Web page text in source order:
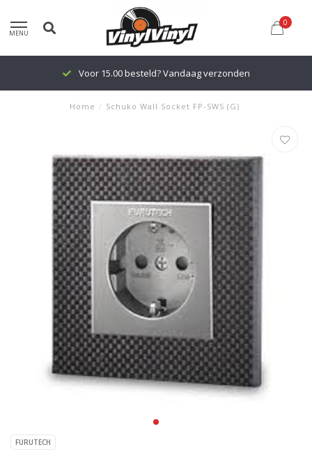
MENU
0
Voor 15.00 besteld? Vandaag verzonden
Home / Schuko Wall Socket FP-SWS (G)
FURUTECH